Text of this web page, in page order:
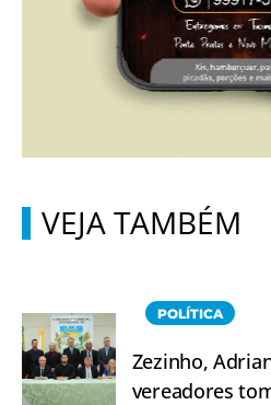
VEJA TAMBÉM
POLÍTICA
Zezinho,
vereadores